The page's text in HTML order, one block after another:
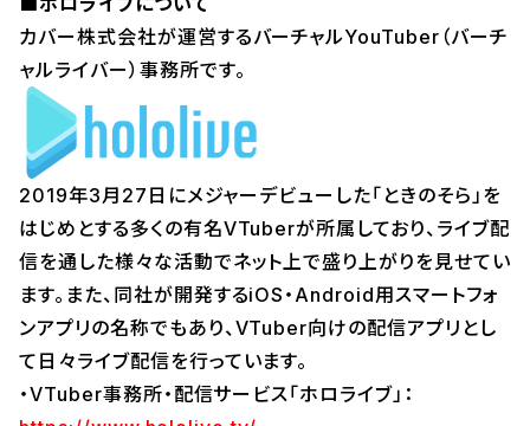
カバー株式会社が運営するバーチャルYouTuber（バーチ
ャルライバー）事務所です。
2019年3月27日にメジャーデビューした「ときのそら」を
はじめとする多くの有名VTuberが所属しており、ライブ配
信を通した様々な活動でネット上で盛り上がりを見せてい
ます。また、同社が開発するiOS・Android用スマートフォ
ンアプリの名称でもあり、VTuber向けの配信アプリとし
て日々ライブ配信を行っています。
・VTuber事務所・配信サービス「ホロライブ」：